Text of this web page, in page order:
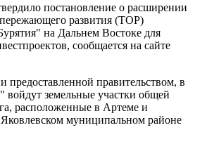
постановление о расширении
развития (ТОР)
на Дальнем Востоке для
сообщается на сайте
предоставленной правительством, в
земельные участки общей
расположенные в Артеме и
муниципальном районе